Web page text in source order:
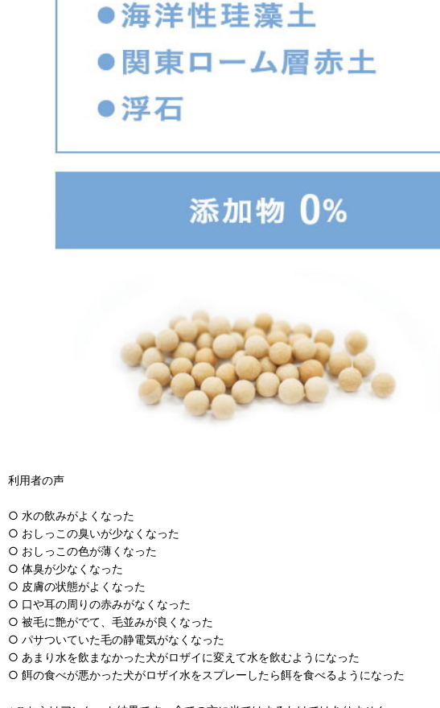
利用者の声
○ 水の飲みがよくなった
○ おしっこの臭いが少なくなった
○ おしっこの色が薄くなった
○ 体臭が少なくなった
○ 皮膚の状態がよくなった
○ 口や耳の周りの赤みがなくなった
○ 被毛に艶がでて、毛並みが良くなった
○ パサついていた毛の静電気がなくなった
○ あまり水を飲まなかった犬がロザイに変えて水を飲むようになった
○ 餌の食べが悪かった犬がロザイ水をスプレーしたら餌を食べるようになった